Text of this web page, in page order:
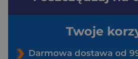
Twoje
Darmowa dostawa od